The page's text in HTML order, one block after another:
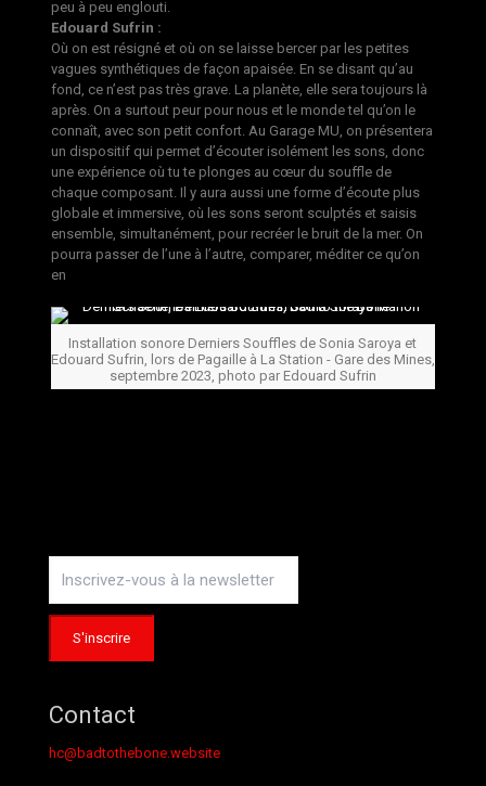
peu à peu englouti.
Edouard Sufrin :
Où on est résigné et où on se laisse bercer par les petites
vagues synthétiques de façon apaisée. En se disant qu’au
fond, ce n’est pas très grave. La planète, elle sera toujours là
après. On a surtout peur pour nous et le monde tel qu’on le
connaît, avec son petit confort. Au Garage MU, on présentera
un dispositif qui permet d’écouter isolément les sons, donc
une expérience où tu te plonges au cœur du souffle de
chaque composant. Il y aura aussi une forme d’écoute plus
globale et immersive, où les sons seront sculptés et saisis
ensemble, simultanément, pour recréer le bruit de la mer. On
pourra passer de l’une à l’autre, comparer, méditer ce qu’on
en
Installation sonore Derniers Souffles de Sonia Saroya et
Edouard Sufrin, lors de Pagaille à La Station - Gare des Mines,
septembre 2023, photo par Edouard Sufrin
Contact
hc@badtothebone.website